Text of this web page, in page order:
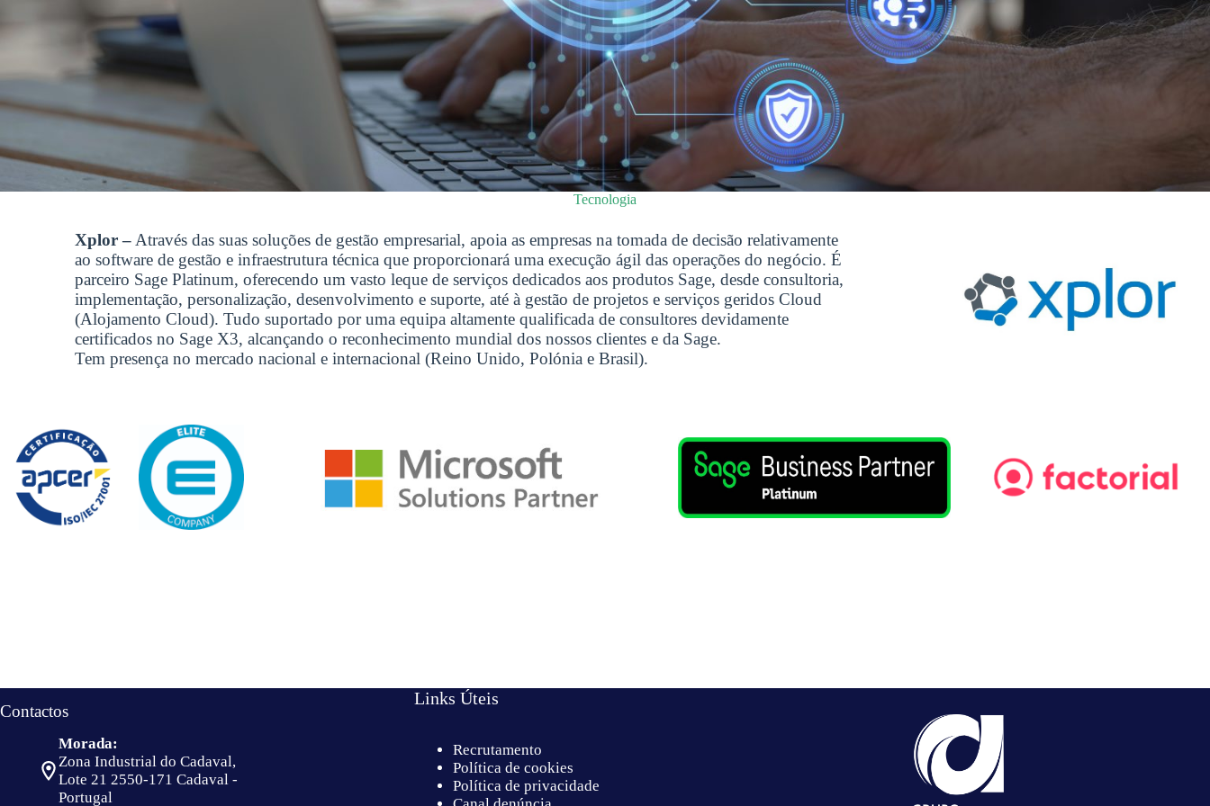
Tecnologia
Xplor –Através das suas soluções de gestão empresarial, apoia as empresas na tomada de decisão relativamente
ao software de gestão e infraestrutura técnica que proporcionará uma execução ágil das operações do negócio. É
parceiro Sage Platinum, oferecendo um vasto leque de serviços dedicados aos produtos Sage, desde consultoria,
implementação, personalização, desenvolvimento e suporte, até à gestão de projetos e serviços geridos Cloud
(Alojamento Cloud). Tudo suportado por uma equipa altamente qualificada de consultores devidamente
certificados no Sage X3, alcançando o reconhecimento mundial dos nossos clientes e da Sage.
Tem presença no mercado nacional e internacional (Reino Unido, Polónia e Brasil).
Contactos
Morada:
Zona Industrial do Cadaval,
Lote 21 2550-171 Cadaval -
Portugal
Links Úteis
Recrutamento
Política de cookies
Política de privacidade